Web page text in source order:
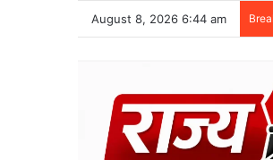
August 8, 2026 6:44 am